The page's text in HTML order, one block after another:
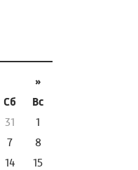
»
Сб
Вс
31
1
7
8
14
15